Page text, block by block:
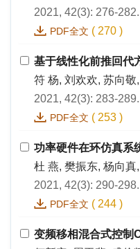
2021, 42(3): 276-282.
PDF全文 ( 270 )
基于线性化前推回代
符 杨, 刘欢欢, 苏向敬
2021, 42(3): 283-289.
PDF全文 ( 253 )
功率硬件在环仿真系
杜 燕, 樊振东, 杨向真
2021, 42(3): 290-298.
PDF全文 ( 244 )
变频移相混合式控制